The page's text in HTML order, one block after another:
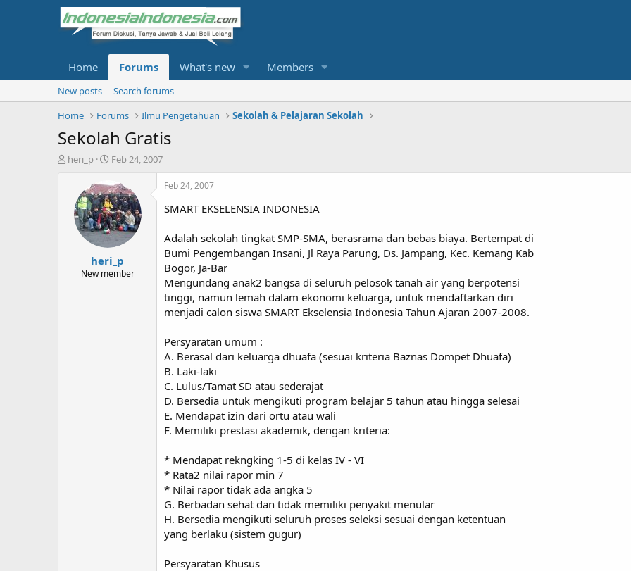
Home Forums What's new Members
New posts
Search forums
Home
Forums Ilmu Pengetahuan Sekolah & Pelajaran Sekolah
Sekolah Gratis
T
heri_p
S
a
r
t
d
a
t
e
Feb 24, 2007
heri_p
New member
Feb 24, 2007
SMART EKSELENSIA INDONESIA
Adalah sekolah tingkat SMP-SMA, berasrama dan bebas biaya. Bertempat di
Bumi Pengembangan Insani, Jl Raya Parung, Ds. Jampang, Kec. Kemang Kab
Bogor, Ja-Bar
Mengundang anak2 bangsa di seluruh pelosok tanah air yang berpotensi
tinggi, namun lemah dalam ekonomi keluarga, untuk mendaftarkan diri
menjadi calon siswa SMART Ekselensia Indonesia Tahun Ajaran 2007-2008.
Persyaratan umum :
A. Berasal dari keluarga dhuafa (sesuai kriteria Baznas Dompet Dhuafa)
B. Laki-laki
C. Lulus/Tamat SD atau sederajat
D. Bersedia untuk mengikuti program belajar 5 tahun atau hingga selesai
E. Mendapat izin dari ortu atau wali
F. Memiliki prestasi akademik, dengan kriteria:
* Mendapat rekngking 1-5 di kelas IV - VI
* Rata2 nilai rapor min 7
* Nilai rapor tidak ada angka 5
G. Berbadan sehat dan tidak memiliki penyakit menular
H. Bersedia mengikuti seluruh proses seleksi sesuai dengan ketentuan
yang berlaku (sistem gugur)
Persyaratan Khusus